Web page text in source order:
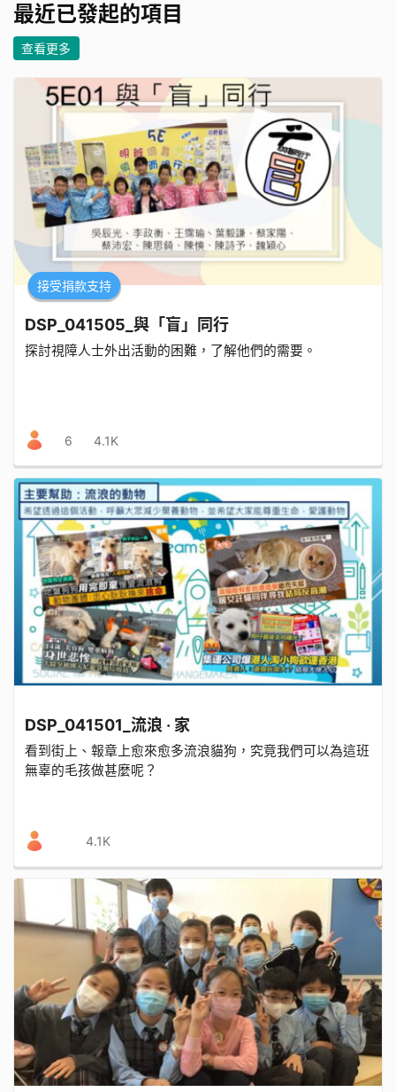
最近已發起的項目
查看更多
接受捐款支持
DSP_041505_與「盲」同行
探討視障人士外出活動的困難，了解他們的需要。
6 4.1K
DSP_041501_流浪 ‧ 家
看到街上、報章上愈來愈多流浪貓狗，究竟我們可以為這班
無辜的毛孩做甚麼呢？
4.1K